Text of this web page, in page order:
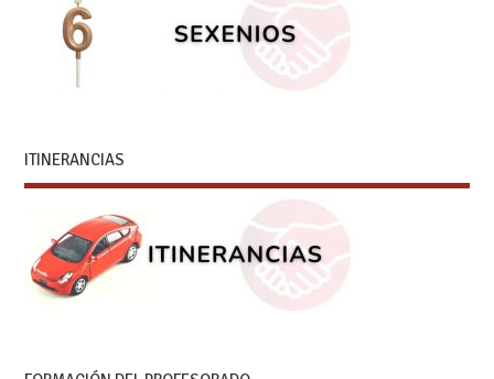
ITINERANCIAS